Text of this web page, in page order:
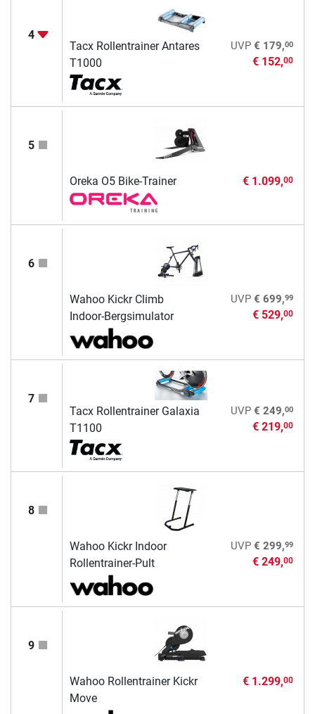
4
Tacx Rollentrainer Antares
T1000
UVP € 179,00
€ 152,00
5
Oreka O5 Bike-Trainer € 1.099,00
6
Wahoo Kickr Climb
Indoor-Bergsimulator
UVP € 699,99
€ 529,00
7
Tacx Rollentrainer Galaxia
T1100
UVP € 249,00
€ 219,00
8
Wahoo Kickr Indoor
Rollentrainer-Pult
UVP € 299,99
€ 249,00
9
Wahoo Rollentrainer Kickr
Move
€ 1.299,00